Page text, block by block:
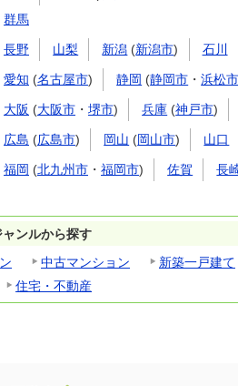
群馬
長野 山梨 新潟 (新潟市) 石川
愛知 (名古屋市) 静岡 (静岡市 ・浜松
大阪 (大阪市 ・ 堺市) 兵庫 (神戸市)
広島 (広島市) 岡山 (岡山市) 山口
福岡 (北九州市 ・ 福岡市) 佐賀 長
ンルから探す
中古マンション 新築一戸建て
住宅・不動産